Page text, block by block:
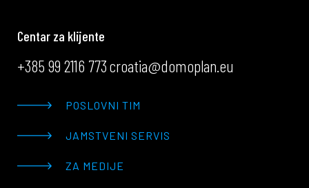
Centar za klijente
+385 99 2116 773croatia@domoplan.eu
POSLOVNI TIM
JAMSTVENI SERVIS
ZA MEDIJE